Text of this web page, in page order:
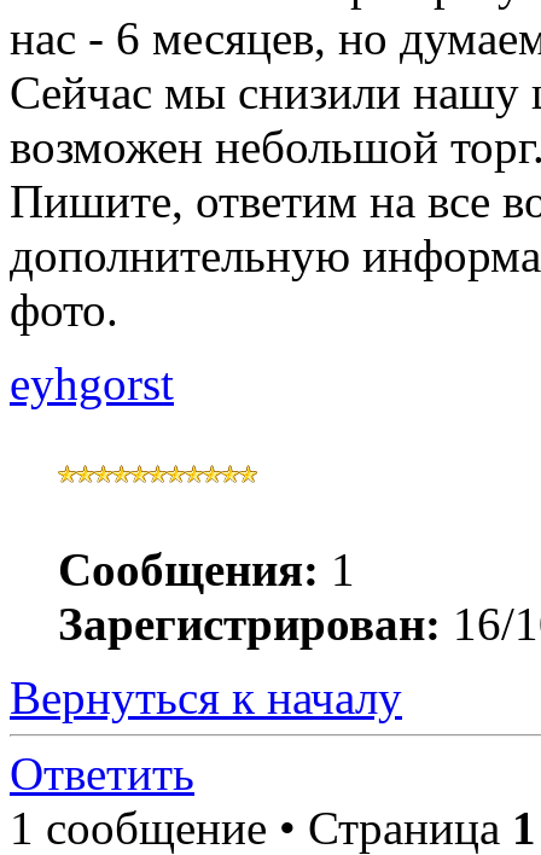
нас - 6 месяцев, но
Сейчас мы снизили нашу
возможен небольшой
Пишите, ответим на все
дополнительную
фото.
eyhgorst
Сообщения: 1
Зарегистрирован: 16/
Вернуться к началу
Ответить
1 сообщение • Страница 1